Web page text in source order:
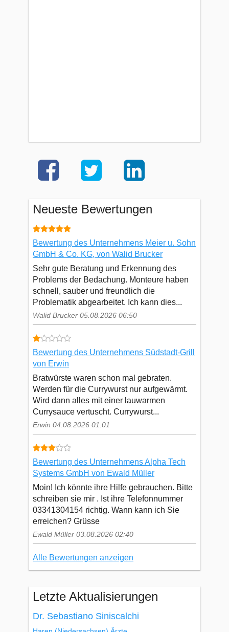
Neueste Bewertungen
Bewertung des Unternehmens Meier u. Sohn
GmbH & Co. KG, von Walid Brucker
Sehr gute Beratung und Erkennung des
Problems der Bedachung. Monteure haben
schnell, sauber und freundlich die
Problematik abgearbeitet. Ich kann dies...
Walid Brucker 05.08.2026 06:50
Bewertung des Unternehmens Südstadt-Grill
von Erwin
Bratwürste waren schon mal gebraten.
Werden für die Currywurst nur aufgewärmt.
Wird dann alles mit einer lauwarmen
Currysauce vertuscht. Currywurst...
Erwin 04.08.2026 01:01
Bewertung des Unternehmens Alpha Tech
Systems GmbH von Ewald Müller
Moin! Ich könnte ihre Hilfe gebrauchen. Bitte
schreiben sie mir . Ist ihre Telefonnummer
03341304154 richtig. Wann kann ich Sie
erreichen? Grüsse
Ewald Müller 03.08.2026 02:40
Alle Bewertungen anzeigen
Letzte Aktualisierungen
Dr. Sebastiano Siniscalchi